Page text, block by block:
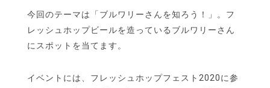
今回のテーマは「ブルワリーさんを知ろう！」。フ
レッシュホップビールを造っているブルワリーさん
にスポットを当てます。
イベントには、フレッシュホップフェスト2020に参